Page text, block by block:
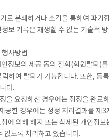
로 분쇄하거나 소각을 통하여 파기
보 기록은 재생할 수 없는 기술적
사방법
정보의 제공 동의 철회(회원탈퇴)
하여 탈퇴가 가능합니다. 또한,
다.
을 요청하신 경우에는 정정을 완
공한 경우에는 정정 처리결과를 제
에 의해 해지 또는 삭제된 개인정
없도록 처리하고 있습니다.